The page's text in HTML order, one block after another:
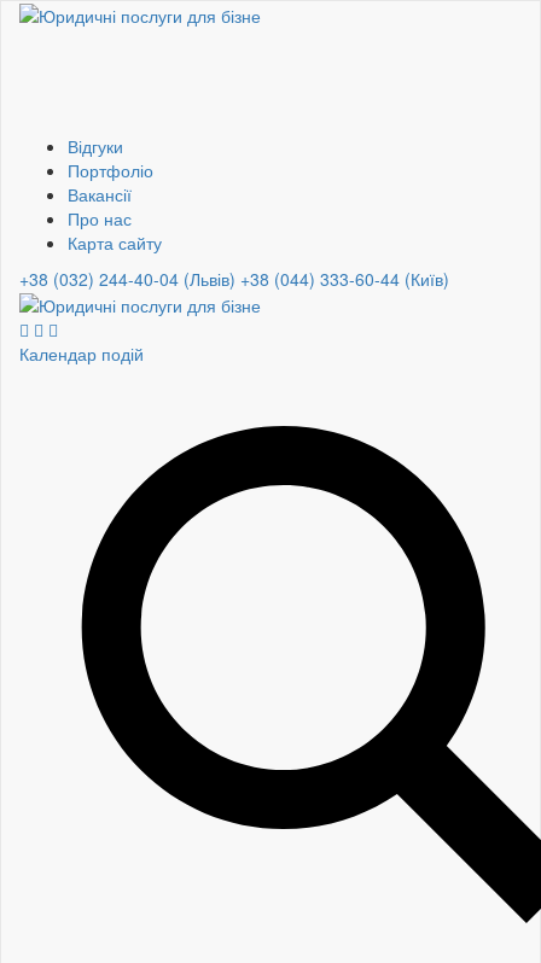
Відгуки
Портфоліо
Вакансії
Про нас
Карта сайту
+38 (032) 244-40-04 (Львів) +38 (044) 333-60-44 (Київ)
Календар подій